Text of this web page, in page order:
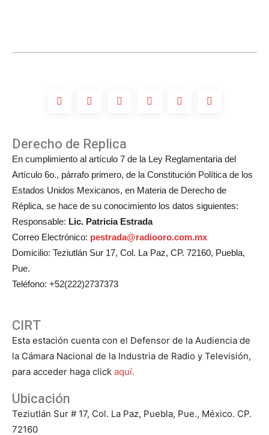
boda
Derecho de Replica
En cumplimiento al artículo 7 de la Ley Reglamentaria del
Artículo 6o., párrafo primero, de la Constitución Política de los
Estados Unidos Mexicanos, en Materia de Derecho de
Réplica, se hace de su conocimiento los datos siguientes:
Responsable: Lic. Patricia Estrada
Correo Electrónico: pestrada@radiooro.com.mx
Domicilio: Teziutlán Sur 17, Col. La Paz, CP. 72160, Puebla,
Pue.
Teléfono: +52(222)2737373
CIRT
Esta estación cuenta con el Defensor de la Audiencia de
la Cámara Nacional de la Industria de Radio y Televisión,
para acceder haga click aquí.
Ubicación
Teziutlán Sur # 17, Col. La Paz, Puebla, Pue., México. CP.
72160